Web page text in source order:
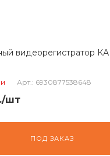
видеорегистратор
Арт.: 6930877538648
/шт
ПОД ЗАКАЗ